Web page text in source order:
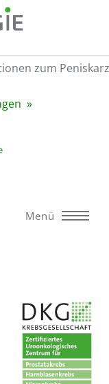
zum
»
Menü